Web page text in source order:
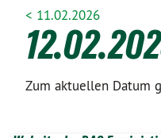
< 11.02.2026
Zum aktuellen Datum